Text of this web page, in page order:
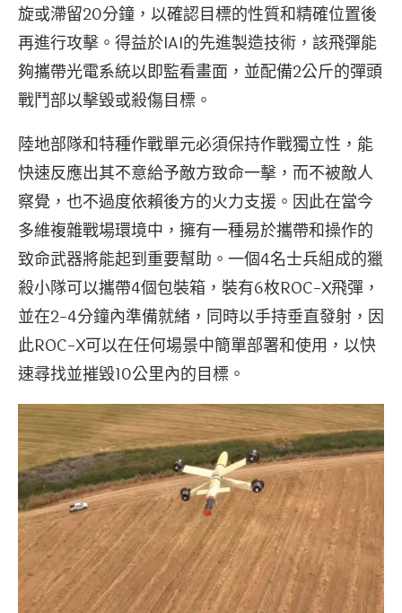
旋或滯留20分鐘，以確認目標的性質和精確位置後
再進行攻擊。得益於IAI的先進製造技術，該飛彈能
夠攜帶光電系統以即監看畫面，並配備2公斤的彈頭
戰鬥部以擊毀或殺傷目標。
陸地部隊和特種作戰單元必須保持作戰獨立性，能
快速反應出其不意給予敵方致命一擊，而不被敵人
察覺，也不過度依賴後方的火力支援。因此在當今
多維複雜戰場環境中，擁有一種易於攜帶和操作的
致命武器將能起到重要幫助。一個4名士兵組成的獵
殺小隊可以攜帶4個包裝箱，裝有6枚ROC-X飛彈，
並在2-4分鐘內準備就緒，同時以手持垂直發射，因
此ROC-X可以在任何場景中簡單部署和使用，以快
速尋找並摧毀10公里內的目標。